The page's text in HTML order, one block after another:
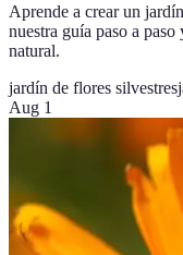
Aprende a crear un
nuestra guía paso a
natural.
jardín de flores silvestres
Aug 1